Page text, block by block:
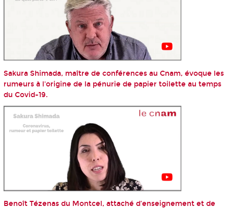
Sakura Shimada, maître de conférences au Cnam, évoque les
rumeurs à l'origine de la pénurie de papier toilette au temps
du Covid-19.
Benoît Tézenas du Montcel, attaché d’enseignement et de